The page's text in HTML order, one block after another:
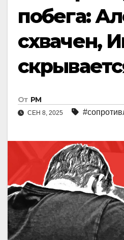
побега:
схвачен,
От РМ
СЕН 8, 2025